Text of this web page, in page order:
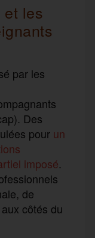
les
par les
Des
pour un
imposé.
de
côtés du